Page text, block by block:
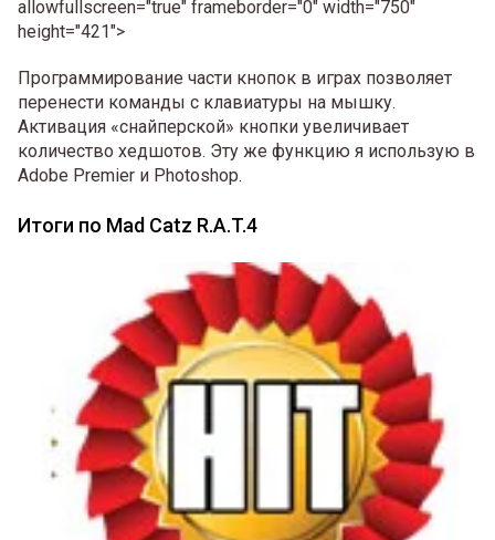
allowfullscreen="true" frameborder="0" width="750"
height="421">
Программирование части кнопок в играх позволяет
перенести команды с клавиатуры на мышку.
Активация «снайперской» кнопки увеличивает
количество хедшотов. Эту же функцию я использую в
Adobe Premier и Photoshop.
Итоги по Mad Catz R.A.T.4